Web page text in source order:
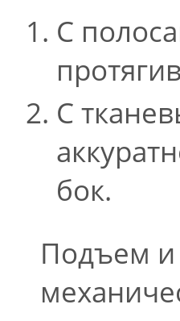
С
С
бок.
Подъем и